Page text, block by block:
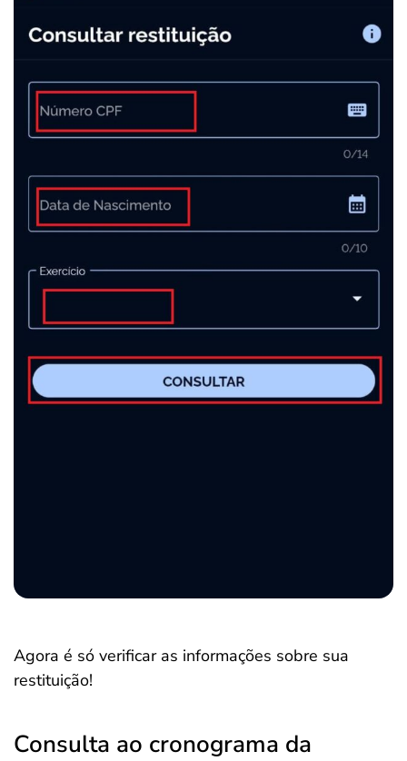
Agora é só verificar as informações sobre sua
restituição!
Consulta ao cronograma da